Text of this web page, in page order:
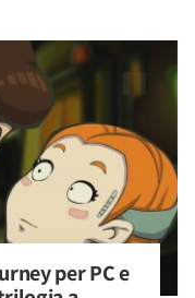
per PC e